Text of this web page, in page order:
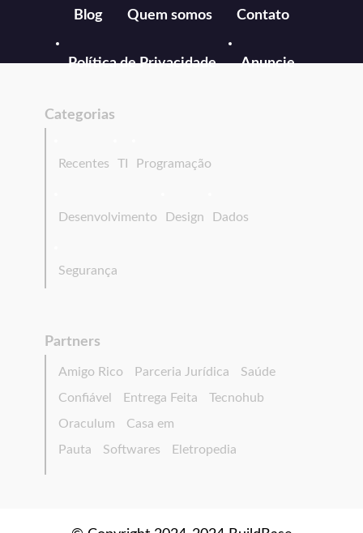
Blog Quem somos Contato
Política de Privacidade Anuncie
Categorias
Recentes TI Programação
Desenvolvimento Design Dados
Segurança
Partners
Amigo Rico Parceria Jurídica
Saúde
Confiável
Entrega Feita
Tecnohub
Oraculum
Casa em
Pauta
Softwares Eletropedia